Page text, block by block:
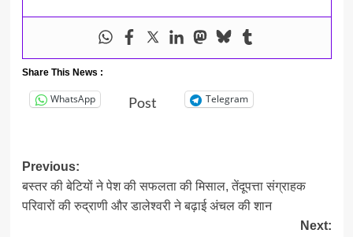
Share This News :
WhatsApp Post Telegram
Post
navigation
Previous:
बस्तर की बेटियों ने पेश की सफलता की मिसाल, तेंदूपत्ता संग्राहक
परिवारों की रुद्राणी और डालेश्वरी ने बढ़ाई अंचल की शान
Next: